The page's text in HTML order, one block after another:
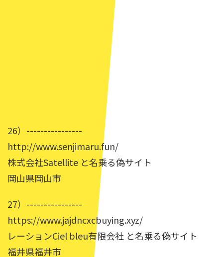
26）----------------
http://www.senjimaru.fun/
株式会社Satellite と名乗る偽サイト
岡山県岡山市
27）----------------
https://www.jajdncxcbuying.xyz/
レーションCiel bleu有限会社 と名乗る偽サイト
福井県福井市